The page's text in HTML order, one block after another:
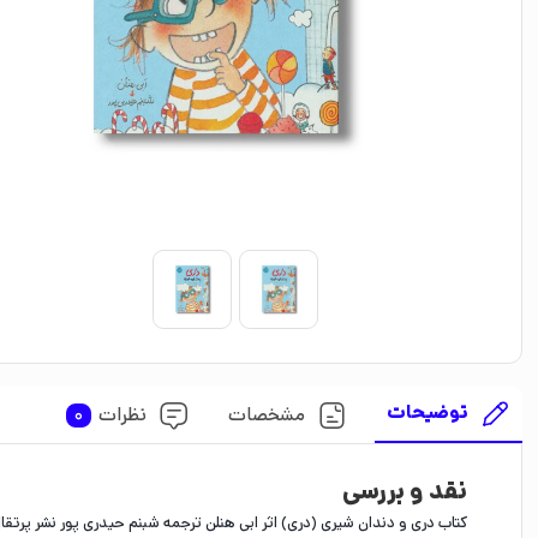
توضیحات مشخصات نظرات 0
نقد و بررسی
کتاب دری و دندان شیری (دری) اثر ابی هنلن ترجمه شبنم حیدری پور نشر